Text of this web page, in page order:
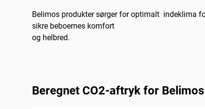
Belimos produkter sørger for optimalt indeklima
sikre beboernes komfort
og helbred.
Beregnet CO2-aftryk for